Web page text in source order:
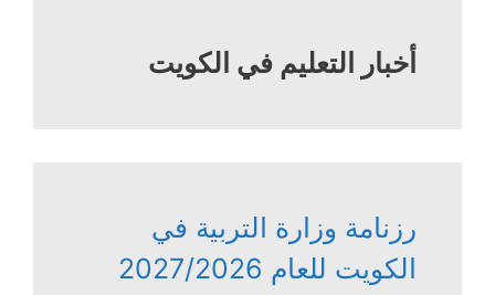
أخبار التعليم في الكويت
رزنامة وزارة التربية في
الكويت للعام 2027/2026